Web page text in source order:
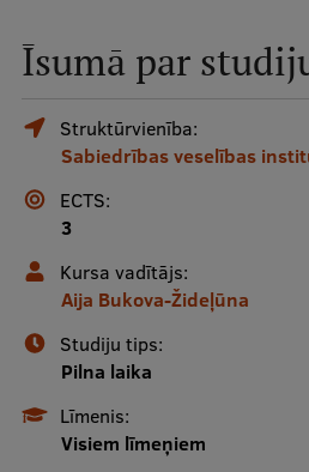
galvenā
izvēlne
Studiju iespējas
Pamatstudiju programmas
Maģistra studiju programmas
Rezidentūra
Uzņemšana
Īsumā par
Struktūrvienība:
Sabiedrības veselības
ECTS:
3
Kursa vadītājs:
Aija Bukova-Žideļūna
Studiju tips:
Pilna laika
Līmenis:
Visiem līmeņiem